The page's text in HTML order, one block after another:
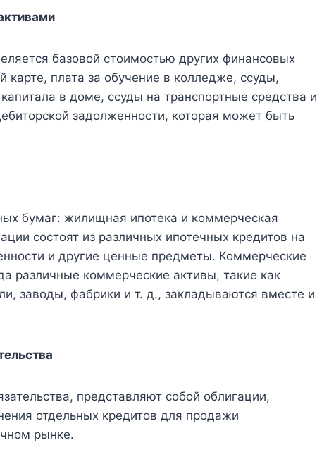
базовой стоимостью других финансовых
карте, плата за обучение в колледже, ссуды,
в доме, ссуды на транспортные средства и
задолженности, которая может быть
бумаг: жилищная ипотека и коммерческая
состоят из различных ипотечных кредитов на
и другие ценные предметы. Коммерческие
различные коммерческие активы, такие как
заводы, фабрики и т. д., закладываются вместе и
представляют собой облигации,
отдельных кредитов для продажи
рынке.